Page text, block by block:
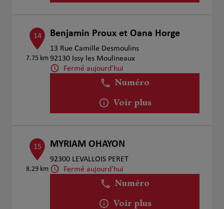
14
7.75 km
Benjamin Proux et Oana Horge
13 Rue Camille Desmoulins
92130 Issy les Moulineaux
Fermé aujourd'hui
Numéro
Voir plus
15
8.29 km
MYRIAM OHAYON
92300 LEVALLOIS PERET
Fermé aujourd'hui
Numéro
Voir plus